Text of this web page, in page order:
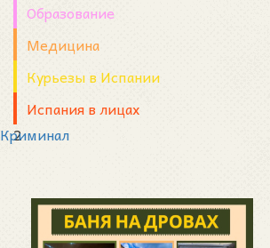
Образование
Медицина
Курьезы в Испании
Испания в лицах
Криминал
2